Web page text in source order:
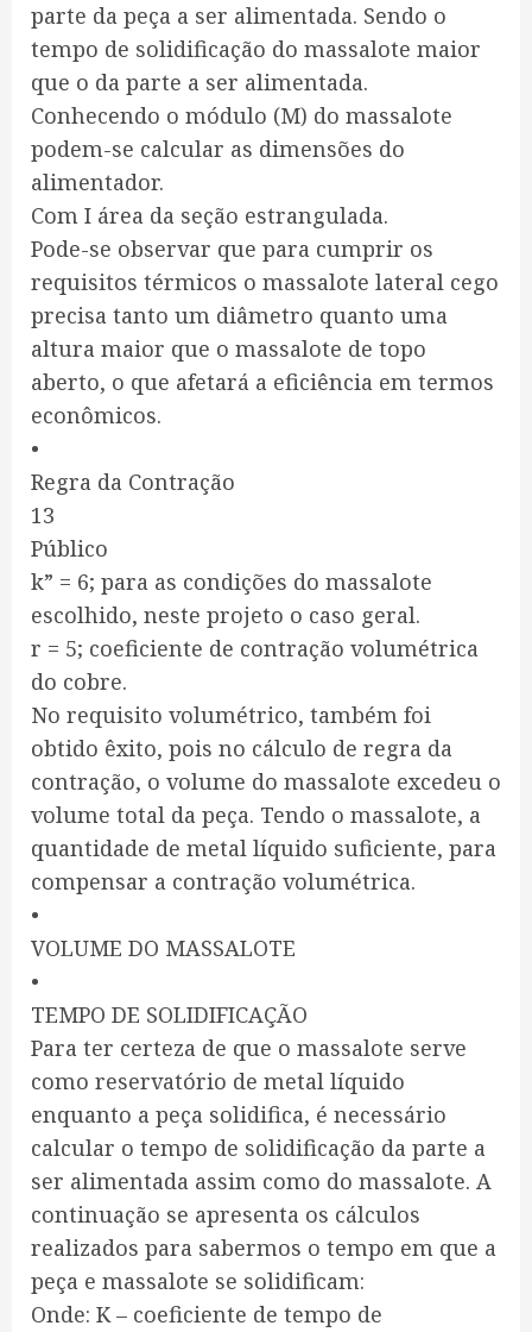
parte da peça a ser alimentada. Sendo o
tempo de solidificação do massalote maior
que o da parte a ser alimentada.
Conhecendo o módulo (M) do massalote
podem-se calcular as dimensões do
alimentador.
Com I área da seção estrangulada.
Pode-se observar que para cumprir os
requisitos térmicos o massalote lateral cego
precisa tanto um diâmetro quanto uma
altura maior que o massalote de topo
aberto, o que afetará a eficiência em termos
econômicos.
•
Regra da Contração
13
Público
k” = 6; para as condições do massalote
escolhido, neste projeto o caso geral.
r = 5; coeficiente de contração volumétrica
do cobre.
No requisito volumétrico, também foi
obtido êxito, pois no cálculo de regra da
contração, o volume do massalote excedeu o
volume total da peça. Tendo o massalote, a
quantidade de metal líquido suficiente, para
compensar a contração volumétrica.
•
VOLUME DO MASSALOTE
•
TEMPO DE SOLIDIFICAÇÃO
Para ter certeza de que o massalote serve
como reservatório de metal líquido
enquanto a peça solidifica, é necessário
calcular o tempo de solidificação da parte a
ser alimentada assim como do massalote. A
continuação se apresenta os cálculos
realizados para sabermos o tempo em que a
peça e massalote se solidificam:
Onde: K – coeficiente de tempo de